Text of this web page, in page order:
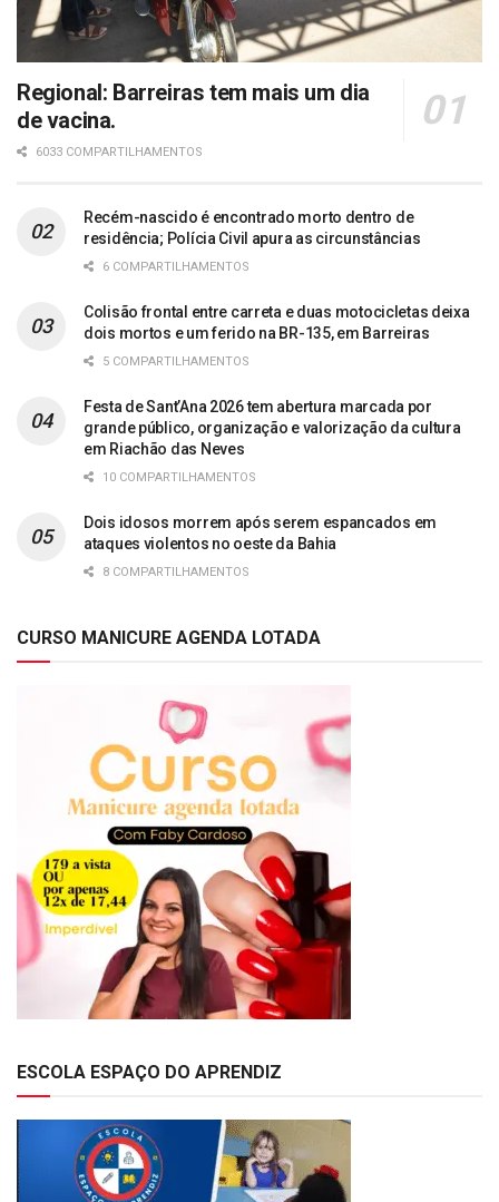
Regional: Barreiras tem mais um dia
de vacina.
6033 COMPARTILHAMENTOS
Recém-nascido é encontrado morto dentro de
residência; Polícia Civil apura as circunstâncias
6 COMPARTILHAMENTOS
Colisão frontal entre carreta e duas motocicletas deixa
dois mortos e um ferido na BR-135, em Barreiras
5 COMPARTILHAMENTOS
Festa de Sant’Ana 2026 tem abertura marcada por
grande público, organização e valorização da cultura
em Riachão das Neves
10 COMPARTILHAMENTOS
Dois idosos morrem após serem espancados em
ataques violentos no oeste da Bahia
8 COMPARTILHAMENTOS
CURSO MANICURE AGENDA LOTADA
ESCOLA ESPAÇO DO APRENDIZ